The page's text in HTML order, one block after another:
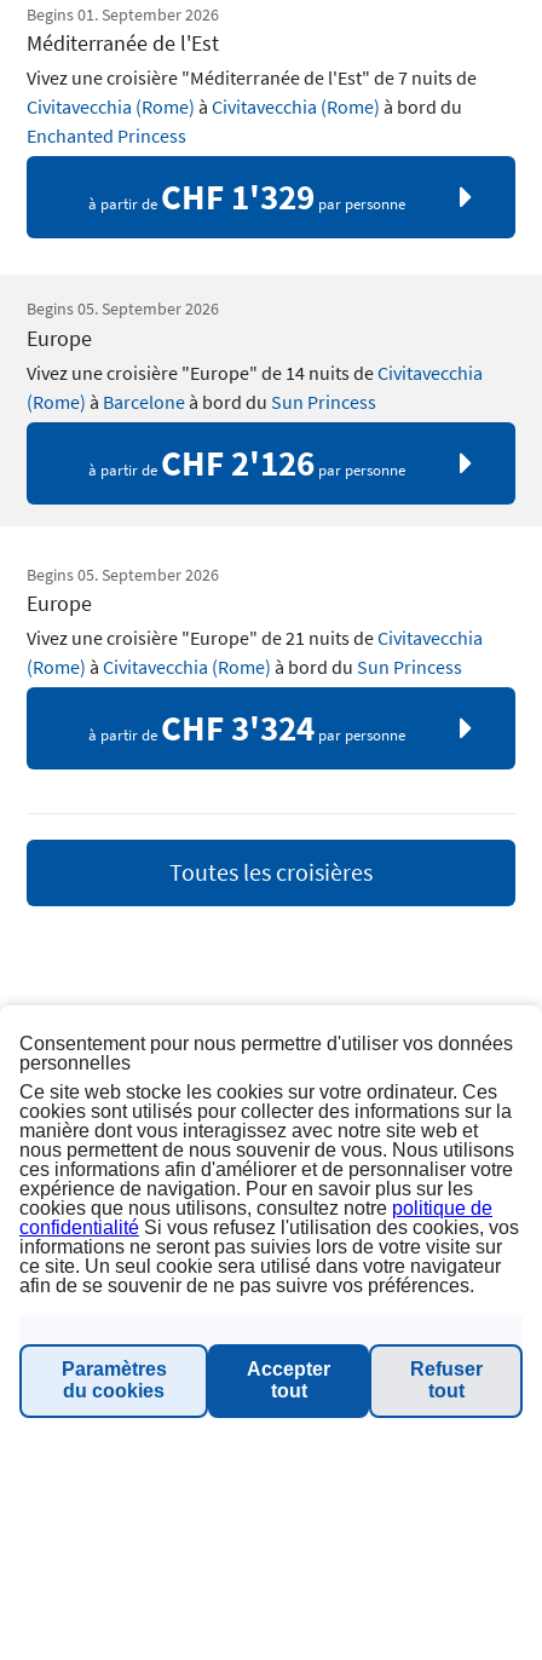
Begins 01. September 2026
Méditerranée de l'Est
Vivez une croisière "Méditerranée de l'Est" de 7 nuits de
Civitavecchia (Rome) àCivitavecchia (Rome) à bord du
Enchanted Princess
à partir de CHF 1'329 par personne
Begins 05. September 2026
Europe
Vivez une croisière "Europe" de 14 nuits deCivitavecchia
(Rome) à Barceloneà bord duSun Princess
à partir de CHF 2'126par personne
Begins 05. September 2026
Europe
Vivez une croisière "Europe" de 21 nuits deCivitavecchia
(Rome) àCivitavecchia (Rome) à bord duSun Princess
à partir de CHF 3'324par personne
Toutes les croisières
À PROPOS DE PRINCESS
Sur nous
Conditions générales
Mentions légales
Protection des données
Durabilité - Planet Princess
Consentement pour nous permettre d'utiliser vos données
personnelles
Ce site web stocke les cookies sur votre ordinateur. Ces
cookies sont utilisés pour collecter des informations sur la
manière dont vous interagissez avec notre site web et
nous permettent de nous souvenir de vous. Nous utilisons
ces informations afin d'améliorer et de personnaliser votre
expérience de navigation. Pour en savoir plus sur les
cookies que nous utilisons, consultez notre politique de
confidentialité Si vous refusez l'utilisation des cookies, vos
informations ne seront pas suivies lors de votre visite sur
ce site. Un seul cookie sera utilisé dans votre navigateur
afin de se souvenir de ne pas suivre vos préférences.
Paramètres
du cookies
Accepter
tout
Refuser
tout